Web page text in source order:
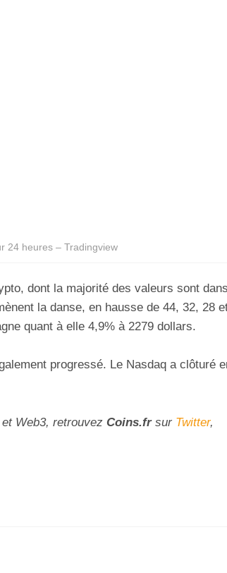
24 heures – Tradingview
dont la majorité des valeurs sont
la danse, en hausse de 44, 32, 28
quant à elle 4,9% à 2279 dollars.
progressé. Le Nasdaq a clôturé
Web3, retrouvez Coins.fr sur Twitter,